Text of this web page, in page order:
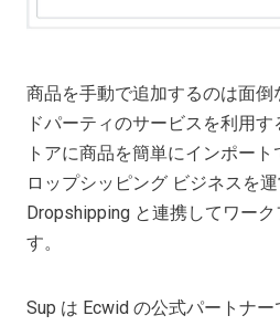
商品を手動で追加するのは面
ドパーティのサービスを利用
トアに商品を簡単にインポー
ロップシッピング ビジネスを
Dropshipping と連携してワー
す。
Sup は Ecwid の公式パートナ